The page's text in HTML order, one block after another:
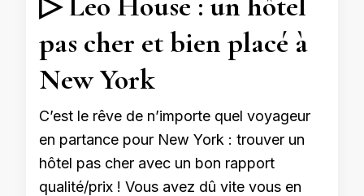
pas cher et bien placé à
New York
C’est le rêve de n’importe quel voyageur
en partance pour New York : trouver un
hôtel pas cher avec un bon rapport
qualité/prix ! Vous avez dû vite vous en